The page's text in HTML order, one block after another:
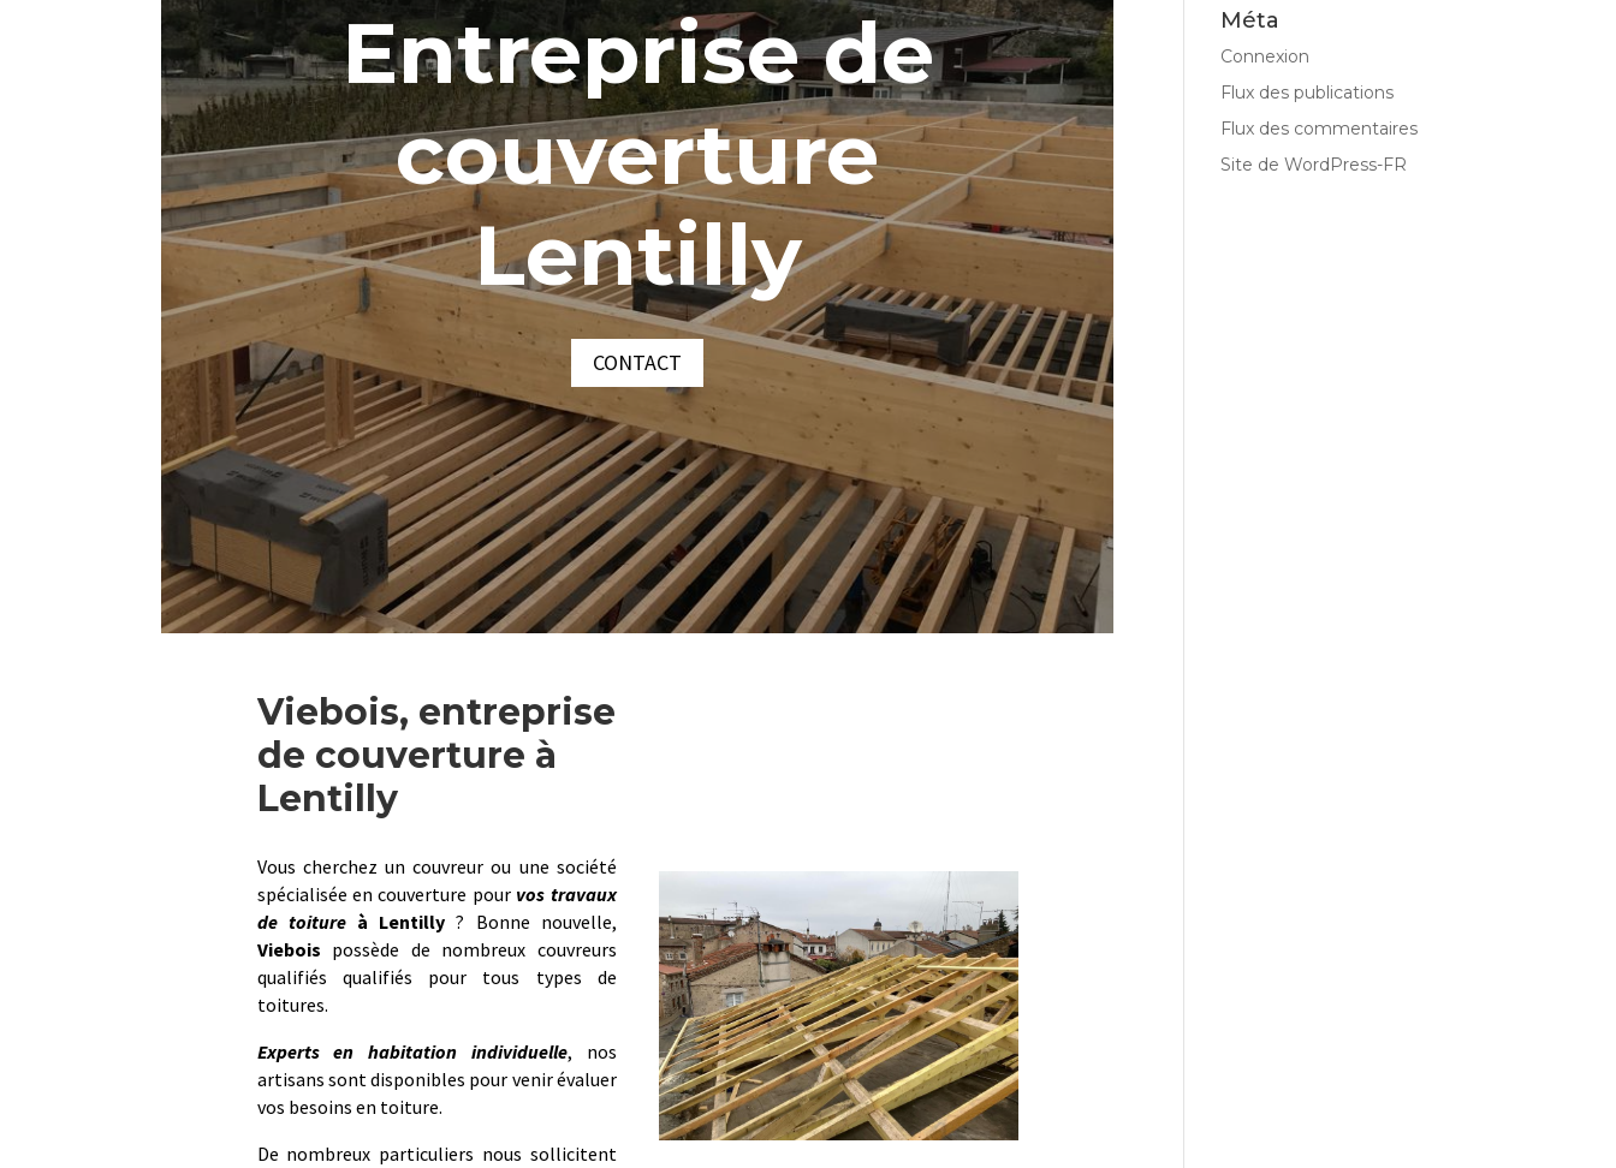
Entreprise de
couverture
Lentilly
CONTACT
Viebois, entreprise
de couverture à
Lentilly
Vous cherchez un couvreur ou une société
spécialisée en couverture pour vos travaux
de toiture à Lentilly ? Bonne nouvelle,
Viebois possède de nombreux couvreurs
qualifiés qualifiés pour tous types de
toitures.
Experts en habitation individuelle, nos
artisans sont disponibles pour venir évaluer
vos besoins en toiture.
De nombreux particuliers nous sollicitent
Méta
Connexion
Flux des publications
Flux des commentaires
Site de WordPress-FR